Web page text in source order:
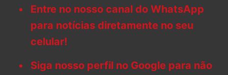
Entre no nosso canal do WhatsApp
para notícias diretamente no seu
celular!
Siga nosso perfil no Google para não